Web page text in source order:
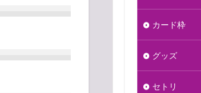
カード枠
グッズ
セトリ